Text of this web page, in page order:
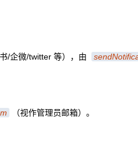
/企微/twitter 等），由
（视作管理员邮箱）。